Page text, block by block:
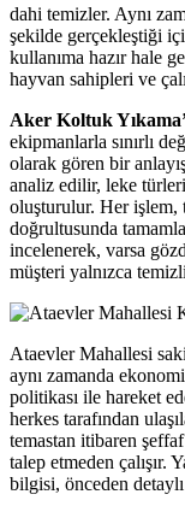
dahi temizler. Aynı
şekilde gerçekleştiği
kullanıma hazır hale
hayvan sahipleri ve
Aker Koltuk
ekipmanlarla sınırlı
olarak gören bir
analiz edilir, leke
oluşturulur. Her
doğrultusunda
incelenerek, varsa
müşteri yalnızca
Ataevler Mahallesi
aynı zamanda
politikası ile hareket
herkes tarafından
temastan itibaren
talep etmeden çalışır.
bilgisi, önceden